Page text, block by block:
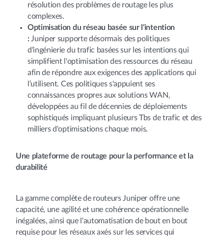
résolution des problèmes de routage les plus
complexes.
Optimisation du réseau basée sur l'intention
:Juniper supporte désormais des politiques
d'ingénierie du trafic basées sur les intentions qui
simplifient l'optimisation des ressources du réseau
afin de répondre aux exigences des applications qui
l’utilisent. Ces politiques s'appuient ses
connaissances propres aux solutions WAN,
développées au fil de décennies de déploiements
sophistiqués impliquant plusieurs Tbs de trafic et des
milliers d'optimisations chaque mois.
Une plateforme de routage pour la performance et la
durabilité
La gamme complète de routeurs Juniper offre une
capacité, une agilité et une cohérence opérationnelle
inégalées, ainsi que l'automatisation de bout en bout
requise pour les réseaux axés sur les services qui